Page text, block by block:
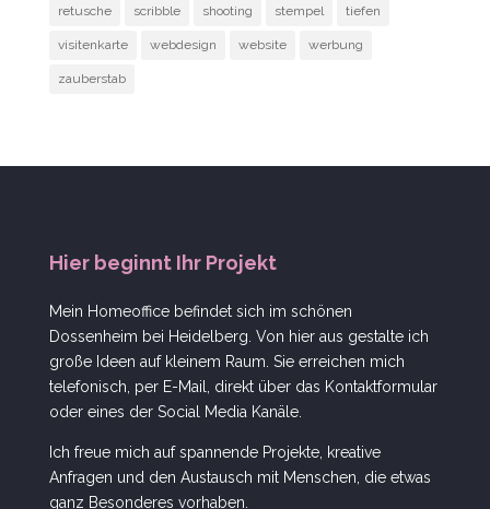
retusche scribble shooting stempel tiefen
visitenkarte webdesign website werbung
zauberstab
Hier beginnt Ihr Projekt
Mein Homeoffice befindet sich im schönen
Dossenheim bei Heidelberg. Von hier aus gestalte ich
große Ideen auf kleinem Raum. Sie erreichen mich
telefonisch, per E-Mail, direkt über das Kontaktformular
oder eines der Social Media Kanäle.
Ich freue mich auf spannende Projekte, kreative
Anfragen und den Austausch mit Menschen, die etwas
ganz Besonderes vorhaben.